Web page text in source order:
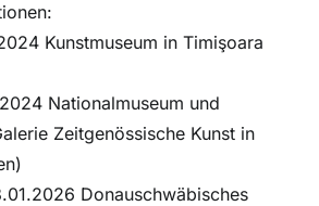
Kunstmuseum in Timişoara
Nationalmuseum und
Zeitgenössische Kunst in
Donauschwäbisches